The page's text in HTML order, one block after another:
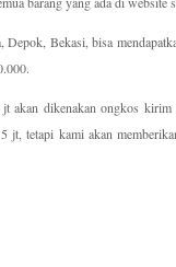
Depok, Bekasi, bisa
akan dikenakan ongkos kirim
jt, tetapi kami akan